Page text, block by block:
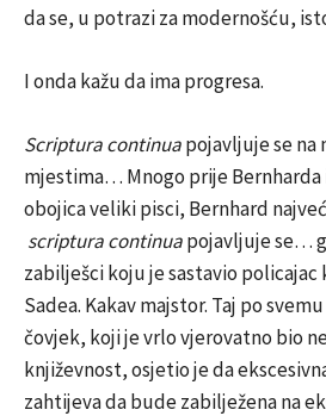
da se, u potrazi za modernošću,
I onda kažu da ima progresa.
Scriptura continuapojavljuje se na
mjestima… Mnogo prije Bernharda
obojica veliki pisci, Bernhard
scriptura continuapojavljuje se…
zabilješci koju je sastavio policajac
Sadea. Kakav majstor. Taj po
čovjek, koji je vrlo vjerovatno bio
književnost, osjetio je da
zahtijeva da bude zabilježena na